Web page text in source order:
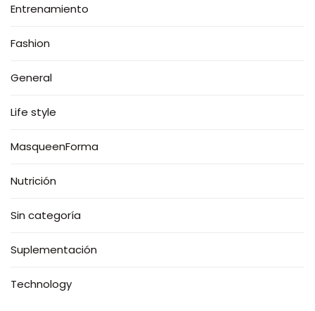
Entrenamiento
Fashion
General
Life style
MasqueenForma
Nutrición
Sin categoría
Suplementación
Technology